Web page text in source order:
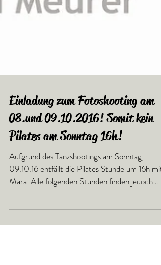
Einladung zum Fotoshooting am
08.und 09.10.2016! Somit kein
Pilates am Sonntag 16h!
Aufgrund des Tanzshootings am Sonntag,
09.10.16 entfällt die Pilates Stunde um 16h mit